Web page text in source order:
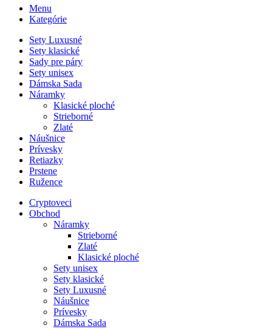
Menu
Kategórie
Sety Luxusné
Sety klasické
Sady pre páry
Sety unisex
Dámska Sada
Náramky
Klasické ploché
Strieborné
Zlaté
Náušnice
Prívesky
Retiazky
Prstene
Ružence
Cryptoveci
Obchod
Náramky
Strieborné
Zlaté
Klasické ploché
Sety unisex
Sety klasické
Sety Luxusné
Náušnice
Prívesky
Dámska Sada